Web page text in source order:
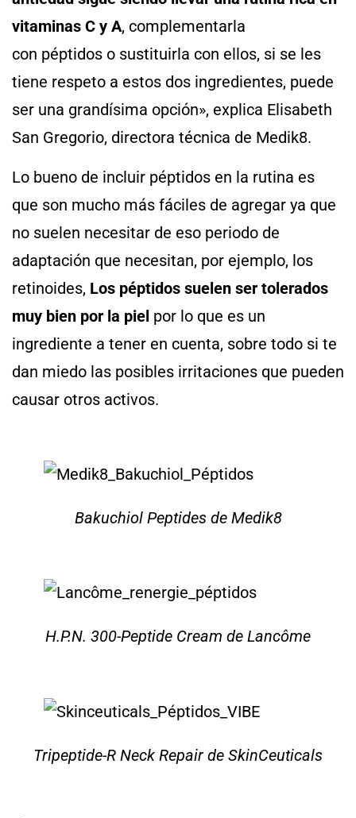
vitaminas C y A, complementarla
con péptidos o sustituirla con ellos, si se les
tiene respeto a estos dos ingredientes, puede
ser una grandísima opción», explica Elisabeth
San Gregorio, directora técnica de Medik8.
Lo bueno de incluir péptidos en la rutina es
que son mucho más fáciles de agregar ya que
no suelen necesitar de eso periodo de
adaptación que necesitan, por ejemplo, los
retinoides, Los péptidos suelen ser tolerados
muy bien por la piel por lo que es un
ingrediente a tener en cuenta, sobre todo si te
dan miedo las posibles irritaciones que pueden
causar otros activos.
Bakuchiol Peptides de Medik8
H.P.N. 300-Peptide Cream de Lancôme
Tripeptide-R Neck Repair de SkinCeuticals